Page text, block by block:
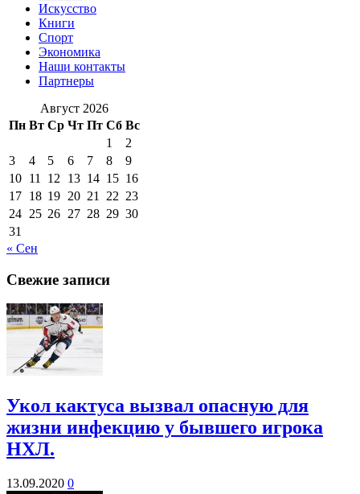
Искусство
Книги
Спорт
Экономика
Наши контакты
Партнеры
Август 2026
Пн Вт Ср Чт Пт Сб Вс
1
2
3
4 5 6 7 8
9
10 11 12 13 14 15 16
17 18 19 20 21 22 23
24 25 26 27 28 29 30
31
« Сен
Свежие записи
Укол кактуса вызвал опасную для
жизни инфекцию у бывшего игрока
НХЛ.
13.09.2020 0